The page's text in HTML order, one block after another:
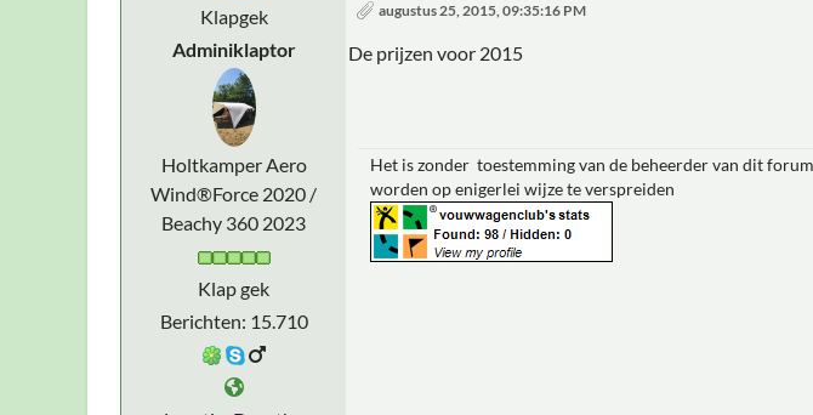
Klapgek
Adminiklaptor
Holtkamper Aero
Wind®Force 2020 /
Beachy 360 2023
Klap gek
Berichten: 15.710
augustus 25, 2015, 09:35:16 PM
De prijzen voor 2015
Het is zonder toestemming van de beheerder van dit
worden op enigerlei wijze te verspreiden